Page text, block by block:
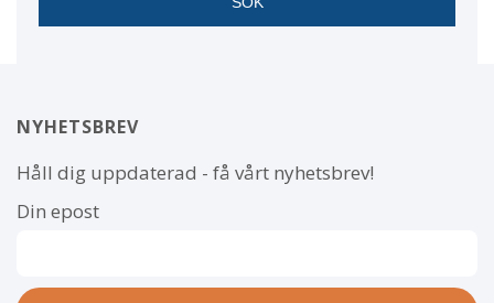
NYHETSBREV
Håll dig uppdaterad - få vårt nyhetsbrev!
Din epost